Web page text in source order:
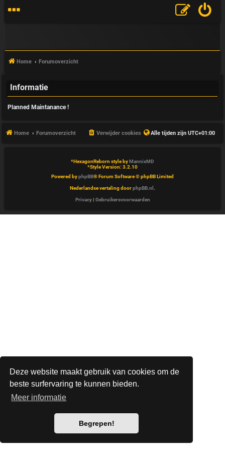
Deze website maakt gebruik van cookies om de
beste surfervaring te kunnen bieden.
Meer informatie
Begrepen!
V
A
Home Forumoverzicht
Informatie
Planned Maintanance !
Home Forumoverzicht Alle tijden zijn UTC+01:00
Verwijder cookies
*HexagonReborn style byMannixMD
*Style Version: 3.2.10
Powered byphpBB® Forum Software © phpBB Limited
Nederlandse vertaling doorphpBB.nl .
Privacy| Gebruikersvoorwaarden